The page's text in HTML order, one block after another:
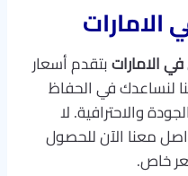
الاماراتبتقدم أسعار
لنساعدك في الحفاظ
والاحترافية. لا
معنا الآن للحصول
خاص.